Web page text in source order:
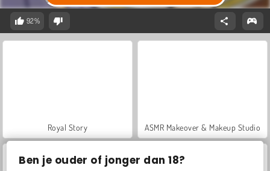
Ben je ouder of jonger dan 18?
92%
Royal Story ASMR Makeover & Makeup Studio